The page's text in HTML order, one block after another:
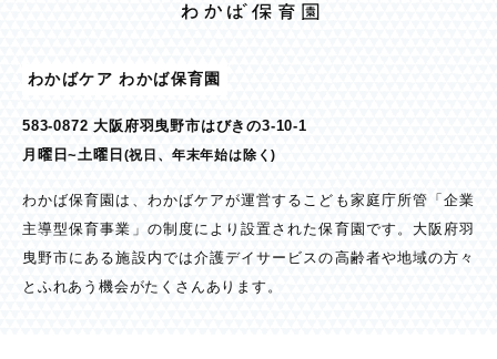
わかばケア わかば保育園
583-0872 大阪府羽曳野市はびきの3-10-1
月曜日~土曜日(祝日、年末年始は除く)
わかば保育園は、わかばケアが運営するこども家庭庁所管「企業
主導型保育事業」の制度により設置された保育園です。大阪府羽
曳野市にある施設内では介護デイサービスの高齢者や地域の方々
とふれあう機会がたくさんあります。